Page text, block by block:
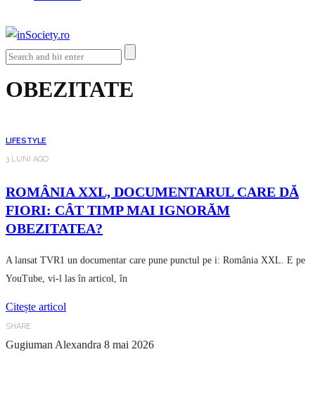
OBEZITATE
LIFESTYLE
3 LUNI AGO
ROMÂNIA XXL, DOCUMENTARUL CARE DĂ
FIORI: CÂT TIMP MAI IGNORĂM
OBEZITATEA?
A lansat TVR1 un documentar care pune punctul pe i: România XXL. E pe
YouTube, vi-l las în articol, în
Citește articol
SHARE
Gugiuman Alexandra 8 mai 2026